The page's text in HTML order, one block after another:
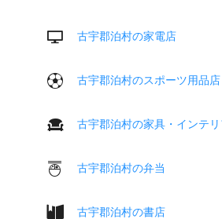
古宇郡泊村の家電店
古宇郡泊村のスポーツ用品店
古宇郡泊村の家具・インテ
古宇郡泊村の弁当
古宇郡泊村の書店